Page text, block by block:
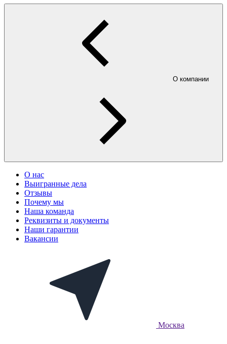
О компании
О нас
Выигранные дела
Отзывы
Почему мы
Наша команда
Реквизиты и документы
Наши гарантии
Вакансии
Москва